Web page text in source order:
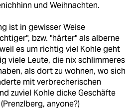
und Weihnachten.
ist in gewisser Weise
bzw. "härter" als alberne
es um richtig viel Kohle geht
viele Leute, die nix schlimmeres
als dort zu wohnen, wo sich
mit verbrecherischen
zuviel Kohle dicke Geschäfte
anyone?)